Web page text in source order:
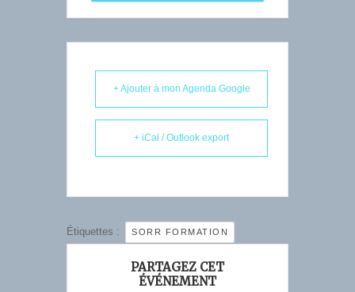
+ Ajouter à mon Agenda Google
+ iCal / Outlook export
Étiquettes : SORR FORMATION
PARTAGEZ CET
ÉVÉNEMENT